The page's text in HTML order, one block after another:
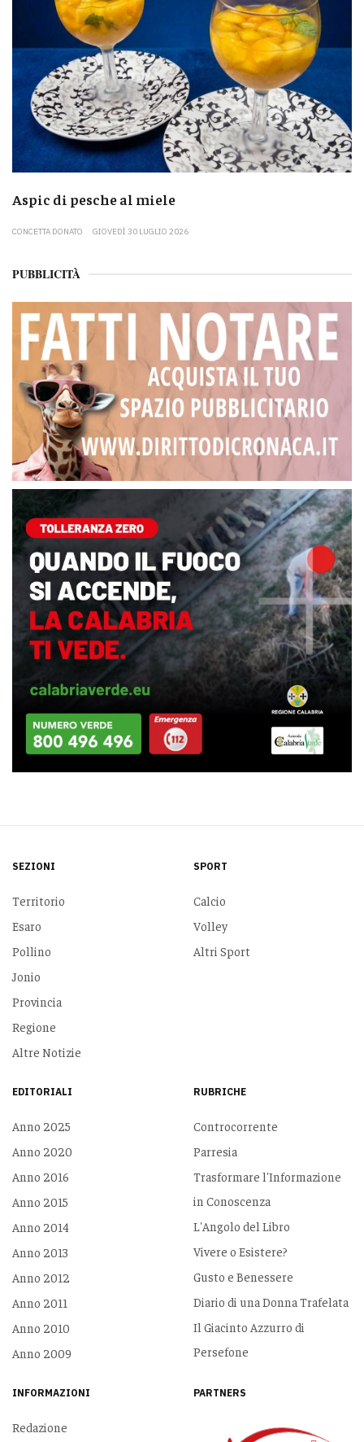
Aspic di pesche al miele
CONCETTA DONATO GIOVEDÌ 30 LUGLIO 2026
PUBBLICITÀ
SEZIONI
Territorio
Esaro
Pollino
Jonio
Provincia
Regione
Altre Notizie
SPORT
Calcio
Volley
Altri Sport
EDITORIALI
Anno 2025
Anno 2020
Anno 2016
Anno 2015
Anno 2014
Anno 2013
Anno 2012
Anno 2011
Anno 2010
Anno 2009
RUBRICHE
Controcorrente
Parresia
Trasformare l'Informazione
in Conoscenza
L'Angolo del Libro
Vivere o Esistere?
Gusto e Benessere
Diario di una Donna Trafelata
Il Giacinto Azzurro di
Persefone
INFORMAZIONI
Redazione
PARTNERS